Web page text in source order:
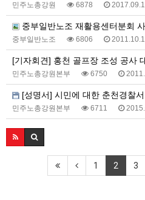
민주노총강원 6878
중부일반노조 재활용센터분회 사회
중부일반노조 6806
민주노총강원본부 6750
[성명서] 시민에 대한 춘천경찰서
민주노총강원본부 6711
1 2 3